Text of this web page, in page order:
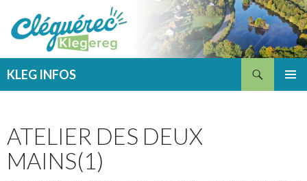
KLEG INFOS
ATELIER DES DEUX
MAINS(1)